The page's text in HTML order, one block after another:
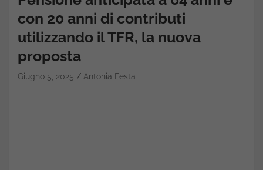
con 20 anni di contributi
utilizzando il TFR, la nuova
proposta
Giugno 5, 2025 Antonia Festa